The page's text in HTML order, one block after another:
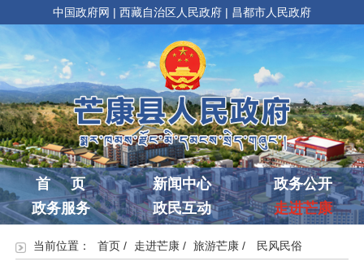
中国政府网 | 西藏自治区人民政府 | 昌都市人民政府
首 页 新闻中心
政务公开
政务服务
政民互动 走进芒康
当前位置： 首页/ 走进芒康/ 旅游芒康/ 民风民俗